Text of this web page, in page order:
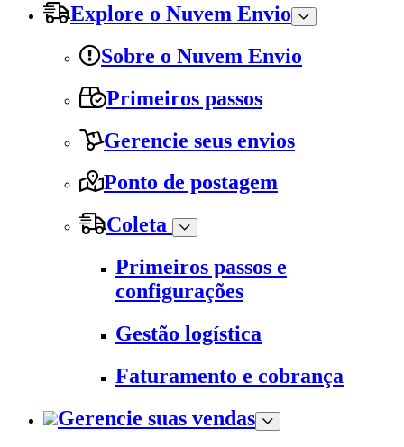
Explore o Nuvem Envio
Sobre o Nuvem Envio
Primeiros passos
Gerencie seus envios
Ponto de postagem
Coleta
Primeiros passos e
configurações
Gestão logística
Faturamento e cobrança
Gerencie suas vendas